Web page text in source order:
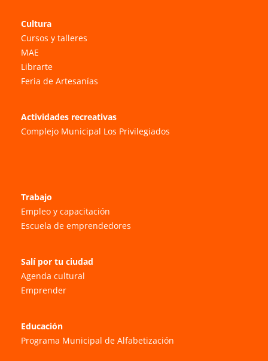
Cultura
Cursos y talleres
MAE
Librarte
Feria de Artesanías
Actividades recreativas
Complejo Municipal Los Privilegiados
Trabajo
Empleo y capacitación
Escuela de emprendedores
Salí por tu ciudad
Agenda cultural
Emprender
Educación
Programa Municipal de Alfabetización